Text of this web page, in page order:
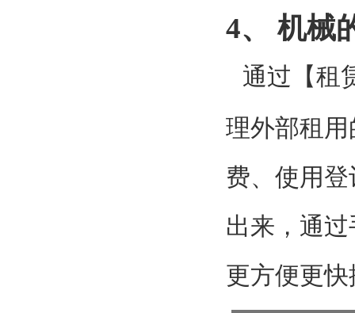
4、 机械
通过【租
理外部租
费、使用
出来，通
更方便更快